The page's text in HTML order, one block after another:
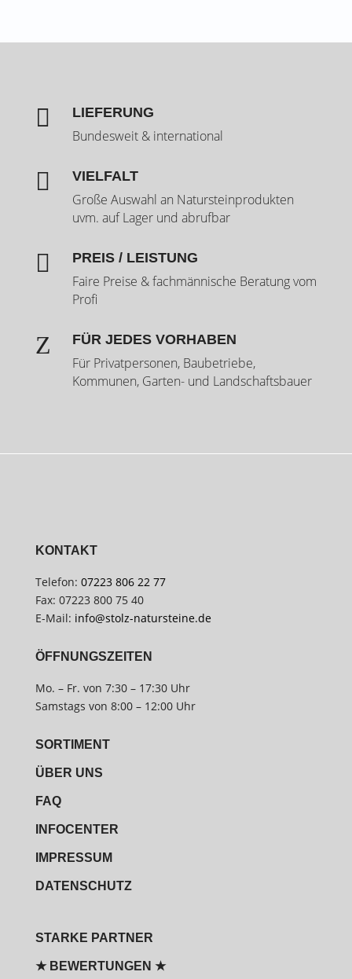
 LIEFERUNG
Bundesweit & international
 VIELFALT
Große Auswahl an Natursteinprodukten
uvm. auf Lager und abrufbar
 PREIS / LEISTUNG
Faire Preise & fachmännische Beratung vom
Profi
Z FÜR JEDES VORHABEN
Für Privatpersonen, Baubetriebe,
Kommunen, Garten- und Landschaftsbauer
KONTAKT
Telefon: 07223 806 22 77
Fax: 07223 800 75 40
E-Mail: info@stolz-natursteine.de
ÖFFNUNGSZEITEN
Mo. – Fr. von 7:30 – 17:30 Uhr
Samstags von 8:00 – 12:00 Uhr
SORTIMENT
ÜBER UNS
FAQ
INFOCENTER
IMPRESSUM
DATENSCHUTZ
STARKE PARTNER
★ BEWERTUNGEN ★